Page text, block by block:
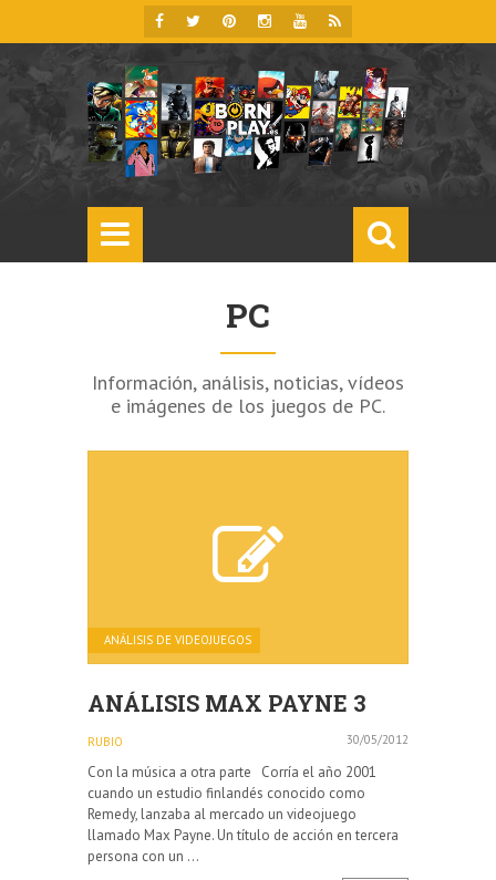
PC
Información, análisis, noticias, vídeos
e imágenes de los juegos de PC.
ANÁLISIS DE VIDEOJUEGOS
ANÁLISIS MAX PAYNE 3
RUBIO 30/05/2012
Con la música a otra parte Corría el año 2001
cuando un estudio finlandés conocido como
Remedy, lanzaba al mercado un videojuego
llamado Max Payne. Un título de acción en tercera
persona con un ...